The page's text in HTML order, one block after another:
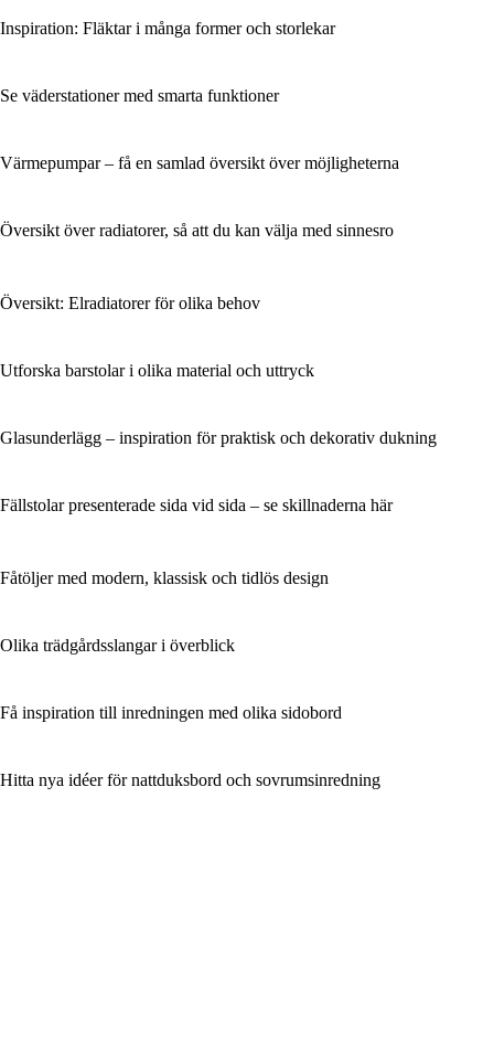
Inspiration: Fläktar i många former och storlekar
Se väderstationer med smarta funktioner
Värmepumpar – få en samlad översikt över möjligheterna
Översikt över radiatorer, så att du kan välja med sinnesro
Översikt: Elradiatorer för olika behov
Utforska barstolar i olika material och uttryck
Glasunderlägg – inspiration för praktisk och dekorativ dukning
Fällstolar presenterade sida vid sida – se skillnaderna här
Fåtöljer med modern, klassisk och tidlös design
Olika trädgårdsslangar i överblick
Få inspiration till inredningen med olika sidobord
Hitta nya idéer för nattduksbord och sovrumsinredning